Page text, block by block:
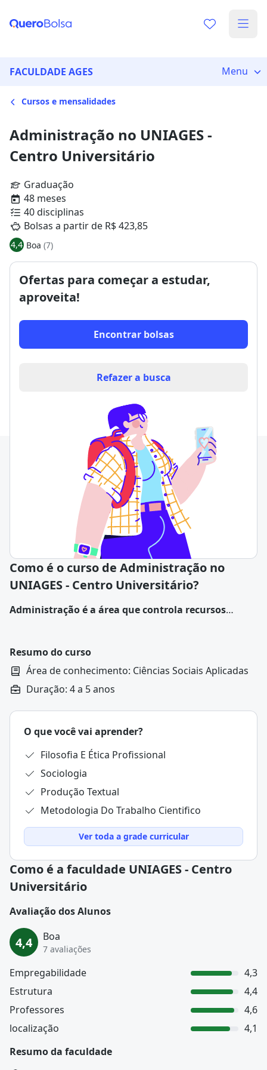
FACULDADE AGES Menu
Cursos e mensalidades
Administração no UNIAGES -
Centro Universitário
Graduação
48 meses
40 disciplinas
Bolsas a partir de R$ 423,85
4,4 Boa (7)
Ofertas para começar a estudar,
aproveita!
Encontrar bolsas
Refazer a busca
Como é o curso de Administração no
UNIAGES - Centro Universitário?
Administração é a área que controla recursos
organizacionais.Suas práticas envolvem análise de
custos, otimização de desempenho e planejamento
técnico.
Resumo do curso
Área de conhecimento: Ciências Sociais Aplicadas
Duração: 4 a 5 anos
O que você vai aprender?
Filosofia E Ética Profissional
Sociologia
Produção Textual
Metodologia Do Trabalho Cientifico
Ver toda a grade curricular
Como é a faculdade UNIAGES - Centro
Universitário
Avaliação dos Alunos
4,4 Boa
7 avaliações
Empregabilidade
4,3
Estrutura
4,4
Professores
4,6
localização
4,1
Resumo da faculdade